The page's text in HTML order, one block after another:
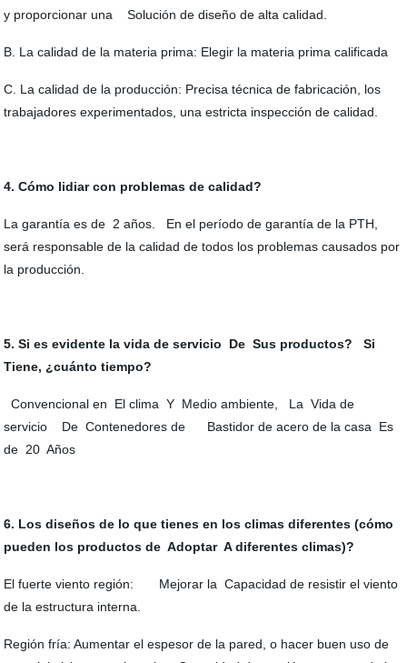
y proporcionar una Solución de diseño de alta calidad.
B. La calidad de la materia prima: Elegir la materia prima calificada
C. La calidad de la producción: Precisa técnica de fabricación, los
trabajadores experimentados, una estricta inspección de calidad.
4. Cómo lidiar con problemas de calidad?
La garantía es de 2 años. En el período de garantía de la PTH,
será responsable de la calidad de todos los problemas causados por
la producción.
5. Si es evidente la vida de servicio De Sus productos? Si
Tiene, ¿cuánto tiempo?
Convencional en El clima Y Medio ambiente, La Vida de
servicio De Contenedores de Bastidor de acero de la casa Es
de 20 Años
6. Los diseños de lo que tienes en los climas diferentes (cómo
pueden los productos de Adoptar A diferentes climas)?
El fuerte viento región: Mejorar la Capacidad de resistir el viento
de la estructura interna.
Región fría: Aumentar el espesor de la pared, o hacer buen uso de